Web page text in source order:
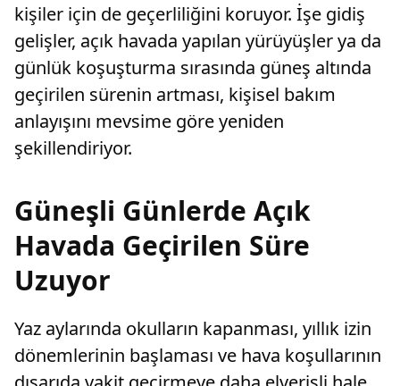
kişiler için de geçerliliğini koruyor. İşe gidiş
gelişler, açık havada yapılan yürüyüşler ya da
günlük koşuşturma sırasında güneş altında
geçirilen sürenin artması, kişisel bakım
anlayışını mevsime göre yeniden
şekillendiriyor.
Güneşli Günlerde Açık
Havada Geçirilen Süre
Uzuyor
Yaz aylarında okulların kapanması, yıllık izin
dönemlerinin başlaması ve hava koşullarının